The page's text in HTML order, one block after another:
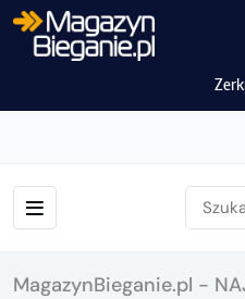
MagazynBieganie.pl -